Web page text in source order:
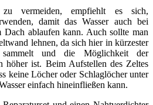
zu vermeiden, empfiehlt es sich,
damit das Wasser auch bei
Dach ablaufen kann. Auch sollte man
lehnen, da sich hier in kürzester
sammelt und die Möglichkeit der
höher ist. Beim Aufstellen des Zeltes
keine Löcher oder Schlaglöcher unter
einfach hineinfließen kann.